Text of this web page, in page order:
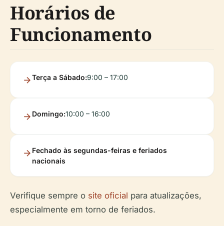
Horários de
Funcionamento
Terça a Sábado:9:00 – 17:00
Domingo:10:00 – 16:00
Fechado às segundas-feiras e feriados
nacionais
Verifique sempre o site oficial para atualizações,
especialmente em torno de feriados.